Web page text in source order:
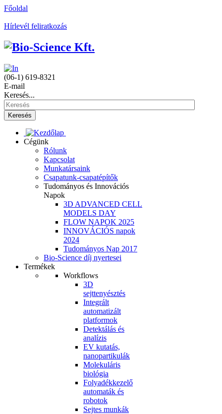
Főoldal
Hírlevél feliratkozás
(06-1) 619-8321
E-mail
Keresés...
Keresés
Cégünk
Rólunk
Kapcsolat
Munkatársaink
Csapatunk-csapatépítők
Tudományos és Innovációs
Napok
3D ADVANCED CELL
MODELS DAY
FLOW NAPOK 2025
INNOVÁCIÓS napok
2024
Tudományos Nap 2017
Bio-Science díj nyertesei
Termékek
Workflows
3D
sejttenyésztés
Integrált
automatizált
platformok
Detektálás és
analízis
EV kutatás,
nanopartikulák
Molekuláris
biológia
Folyadékkezelő
automaták és
robotok
Sejtes munkák